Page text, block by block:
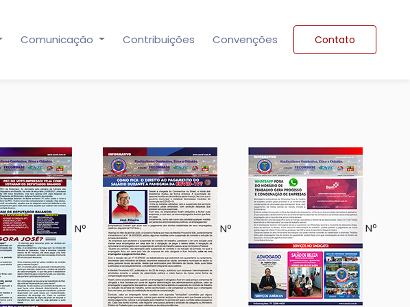
Comunicação Contribuições Convenções Contato
Nº Nº Nº